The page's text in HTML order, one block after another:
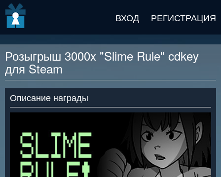
ВХОД РЕГИСТРАЦИЯ
Розыгрыш 3000x "Slime Rule" cdkey
для Steam
Описание награды